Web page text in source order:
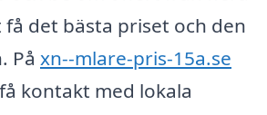
det bästa priset och den
På xn--mlare-pris-15a.se
kontakt med lokala